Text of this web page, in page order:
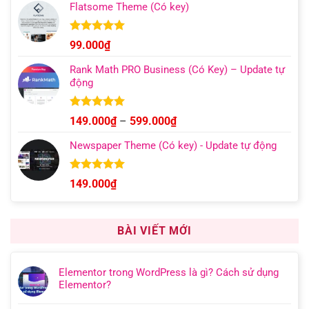
Flatsome Theme (Có key)
Được xếp
hạng 4.95
5 sao
99.000₫
Rank Math PRO Business (Có Key) – Update tự
động
Được xếp
hạng 5.00
5 sao
149.000₫ – 599.000₫Khoảng
từ
Newspaper Theme (Có key) - Update tự động
Được xếp
hạng 4.92
149.000₫
BÀI VIẾT MỚI
Elementor trong WordPress là gì? Cách sử dụng
Elementor?